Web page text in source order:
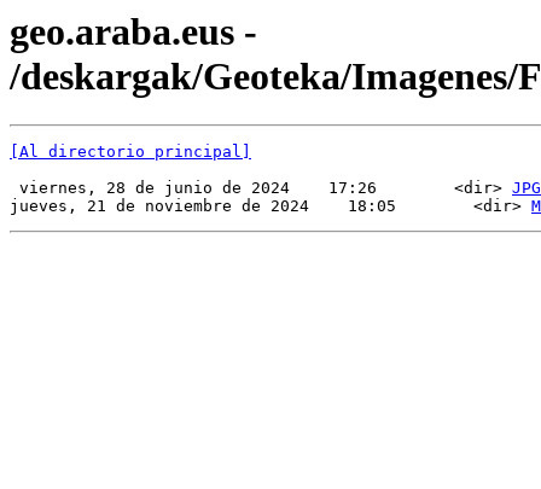
geo.araba.eus -
/deskargak/Geoteka/Imagenes/
[Al directorio principal]
viernes, 28 de junio de 2024    17:26        <dir> JPG
jueves, 21 de noviembre de 2024    18:05        <dir>